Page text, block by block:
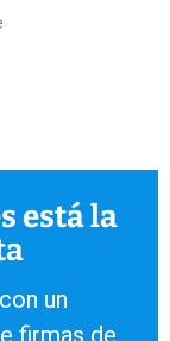
está la
un